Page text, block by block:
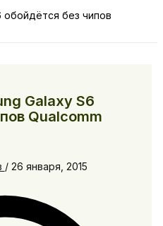
обойдётся без чипов
Galaxy S6
Qualcomm
/ 26 января, 2015